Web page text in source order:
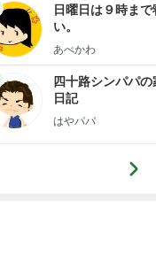
日曜日は９時まで
い。
あべかわ
四十路シンパパの
日記
はやパパ